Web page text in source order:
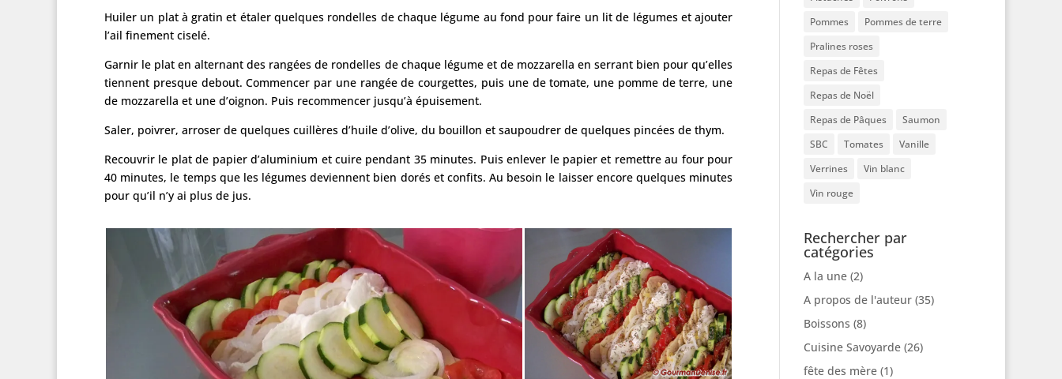
Huiler un plat à gratin et étaler quelques rondelles de chaque légume au fond pour faire un lit de légumes et ajouter
l’ail finement ciselé.
Garnir le plat en alternant des rangées de rondelles de chaque légume et de mozzarella en serrant bien pour qu’elles
tiennent presque debout. Commencer par une rangée de courgettes, puis une de tomate, une pomme de terre, une
de mozzarella et une d’oignon. Puis recommencer jusqu’à épuisement.
Saler, poivrer, arroser de quelques cuillères d’huile d’olive, du bouillon et saupoudrer de quelques pincées de thym.
Recouvrir le plat de papier d’aluminium et cuire pendant 35 minutes. Puis enlever le papier et remettre au four pour
40 minutes, le temps que les légumes deviennent bien dorés et confits. Au besoin le laisser encore quelques minutes
pour qu’il n’y ai plus de jus.
Pommes
Pommes de terre
Pralines roses
Repas de Fêtes
Repas de Noël
Repas de Pâques
Saumon
SBC
Tomates
Vanille
Verrines
Vin blanc
Vin rouge
Rechercher par
catégories
A la une(2)
A propos de l'auteur(35)
Boissons (8)
Cuisine Savoyarde(26)
fête des mère(1)